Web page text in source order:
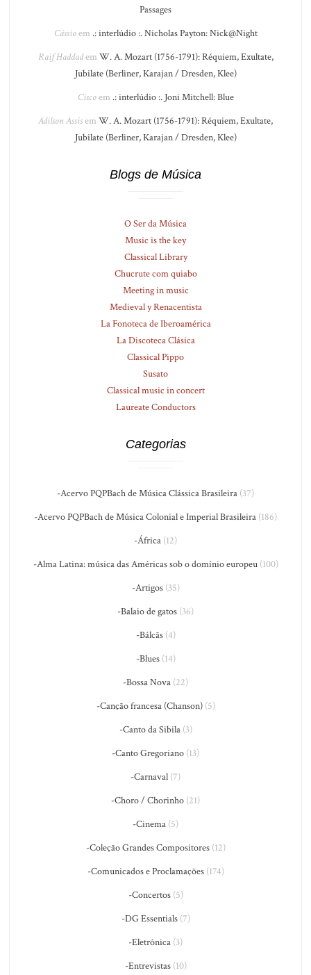
Passages
Cássioem .: interlúdio :. Nicholas Payton: Nick@Night
Raif Haddadem W. A. Mozart (1756-1791): Réquiem, Exultate,
Jubilate (Berliner, Karajan / Dresden, Klee)
Ciscoem .: interlúdio :. Joni Mitchell: Blue
Adilson Assisem W. A. Mozart (1756-1791): Réquiem, Exultate,
Jubilate (Berliner, Karajan / Dresden, Klee)
Blogs de Música
O Ser da Música
Music is the key
Classical Library
Chucrute com quiabo
Meeting in music
Medieval y Renacentista
La Fonoteca de Iberoamérica
La Discoteca Clásica
Classical Pippo
Susato
Classical music in concert
Laureate Conductors
Categorias
-Acervo PQPBach de Música Clássica Brasileira (37)
-Acervo PQPBach de Música Colonial e Imperial Brasileira (186)
-África (12)
-Alma Latina: música das Américas sob o domínio europeu(100)
-Artigos(35)
-Balaio de gatos (36)
-Bálcãs(4)
-Blues(14)
-Bossa Nova (22)
-Canção francesa (Chanson)(5)
-Canto da Sibila(3)
-Canto Gregoriano (13)
-Carnaval (7)
-Choro / Chorinho (21)
-Cinema (5)
-Coleção Grandes Compositores(12)
-Comunicados e Proclamações(174)
-Concertos(5)
-DG Essentials(7)
-Eletrônica (3)
-Entrevistas(10)